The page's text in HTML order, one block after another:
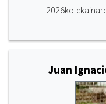
2026ko
Juan